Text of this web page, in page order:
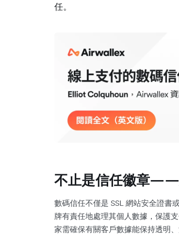
任。
不止是信任徽章——
數碼信任不僅是 SSL 網站安全證
牌有責任地處理其個人數據，保護
家需確保有關客戶數據能保持透明